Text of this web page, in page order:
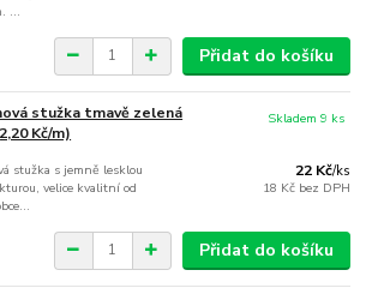
...
Přidat do košíku
stužka tmavě zelená
Kč/m)
stužka s jemně lesklou
velice kvalitní od
22 Kč/ks
18 Kč bez DPH
Skladem 9 ks
Přidat do košíku